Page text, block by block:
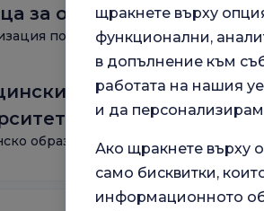
за обучение и
по медицина
факултет
образование
щракнете върху
функционални,
в допълнение към
работата на нашия
и да
Ако щракнете върху
само бисквитки,
информационното